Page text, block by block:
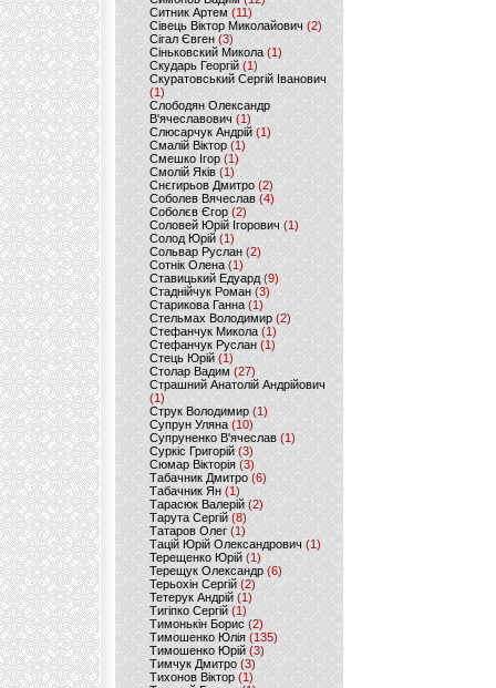
Ситник Артем(11)
Сівець Віктор Миколайович(2)
Сігал Євген (3)
Сіньковский Микола(1)
Скударь Георгій (1)
Скуратовський Сергій Іванович
(1)
Слободян Олександр
В'ячеславович(1)
Слюсарчук Андрій(1)
Смалій Віктор (1)
Смешко Ігор (1)
Смолій Яків (1)
Снєгирьов Дмитро (2)
Соболев Вячеслав (4)
Соболєв Єгор(2)
Соловей Юрій Ігорович (1)
Солод Юрій (1)
Сольвар Руслан (2)
Сотнік Олена(1)
Ставицький Едуард (9)
Стаднійчук Роман(3)
Старикова Ганна (1)
Стельмах Володимир(2)
Стефанчук Микола (1)
Стефанчук Руслан (1)
Стець Юрій (1)
Столар Вадим(27)
Страшний Анатолій Андрійович
(1)
Струк Володимир (1)
Супрун Уляна (10)
Супруненко В'ячеслав (1)
Суркіс Григорій (3)
Сюмар Вікторія (3)
Табачник Дмитро (6)
Табачник Ян(1)
Тарасюк Валерій (2)
Тарута Сергій (8)
Татаров Олег(1)
Тацій Юрій Олександрович(1)
Терещенко Юрій(1)
Терещук Олександр(6)
Терьохін Сергій (2)
Тетерук Андрій (1)
Тигіпко Сергій(1)
Тимонькін Борис (2)
Тимошенко Юлія (135)
Тимошенко Юрій(3)
Тимчук Дмитро (3)
Тихонов Віктор (1)